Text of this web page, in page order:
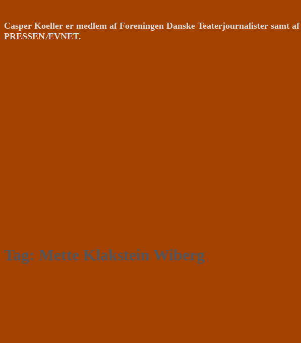
Casper Koeller er medlem af Foreningen Danske Teaterjournalister
PRESSENÆVNET.
Tag: Mette Klakstein Wiberg